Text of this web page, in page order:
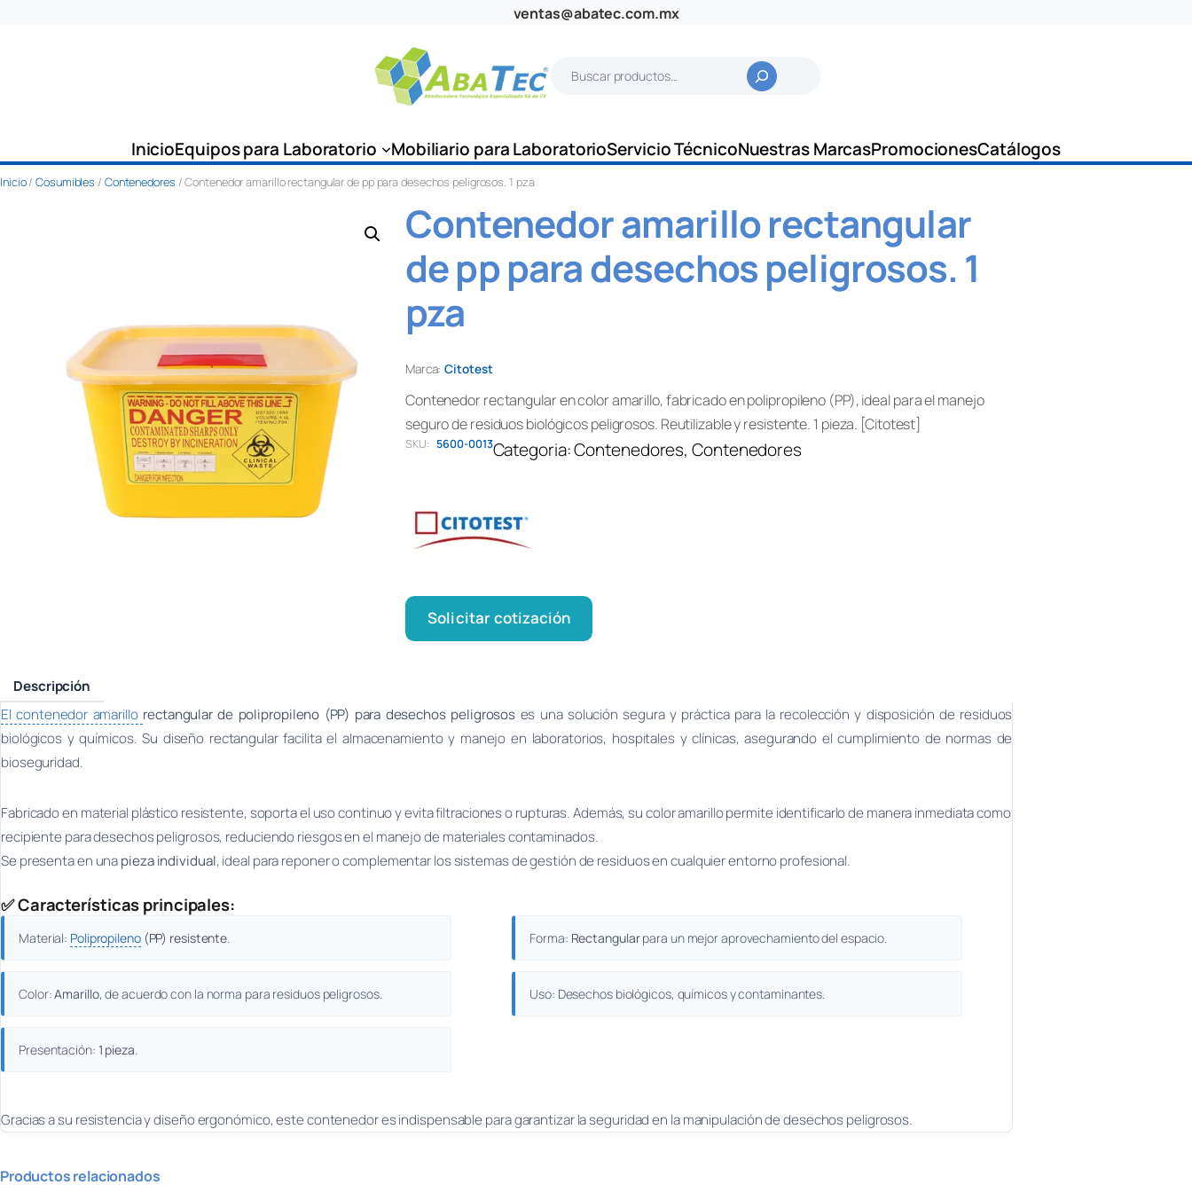
ventas@abatec.com.mx
c
a
InicioEquipos para Laboratorio Mobiliario para LaboratorioServicio TécnicoNuestras MarcasPromocionesCatálogos
Inicio/Cosumibles / Contenedores / Contenedor amarillo rectangular de pp para desechos peligrosos. 1 pza
Contenedor amarillo rectangular
de pp para desechos peligrosos. 1
pza
Marca: Citotest
Contenedor rectangular en color amarillo, fabricado en polipropileno (PP), ideal para el manejo
seguro de residuos biológicos peligrosos. Reutilizable y resistente. 1 pieza. [Citotest]
SKU: 5600-0013Categoria:Contenedores, Contenedores
Solicitar cotización
Descripción
El contenedor amarillo rectangular de polipropileno (PP) para desechos peligrosos es una solución segura y práctica para la recolección y disposición de residuos
biológicos y químicos. Su diseño rectangular facilita el almacenamiento y manejo en laboratorios, hospitales y clínicas, asegurando el cumplimiento de normas de
bioseguridad.
Fabricado en material plástico resistente, soporta el uso continuo y evita filtraciones o rupturas. Además, su color amarillo permite identificarlo de manera inmediata como
recipiente para desechos peligrosos, reduciendo riesgos en el manejo de materiales contaminados.
Se presenta en unapieza individual, ideal para reponer o complementar los sistemas de gestión de residuos en cualquier entorno profesional.
✅ Características principales:
Material: Polipropileno(PP) resistente. Forma: Rectangularpara un mejor aprovechamiento del espacio.
Color:Amarillo, de acuerdo con la norma para residuos peligrosos. Uso: Desechos biológicos, químicos y contaminantes.
Presentación: 1 pieza.
Gracias a su resistencia y diseño ergonómico, este contenedor es indispensable para garantizar la seguridad en la manipulación de desechos peligrosos.
Productos relacionados